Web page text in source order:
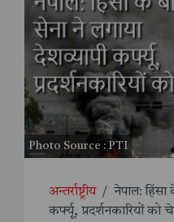
Photo Source : PTI
अन्तर्राष्ट्रीय / नेपाल: हिंसा
कर्फ्यू, प्रदर्शनकारियों को